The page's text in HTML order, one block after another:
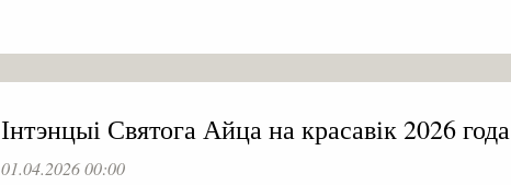
Інтэнцыі Святога Айца на красавік 2026 года
01.04.2026 00:00